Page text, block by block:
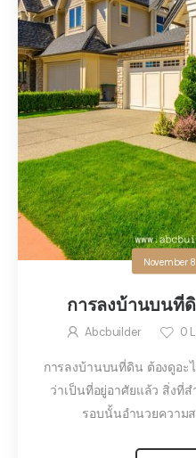
November
การลงบ้านบนที่
Abcbuilder 0
การลงบ้านบนที่ดิน ต้องดูอะไ
ว่าเป็นที่อยู่อาศัยแล้ว สิ่งที่
รอบนั้นอำนวยความ